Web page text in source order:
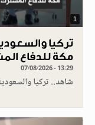
1
تركيا
مكة للدفاع
07/08/2026 - 13:29
شاهد.. تركيا